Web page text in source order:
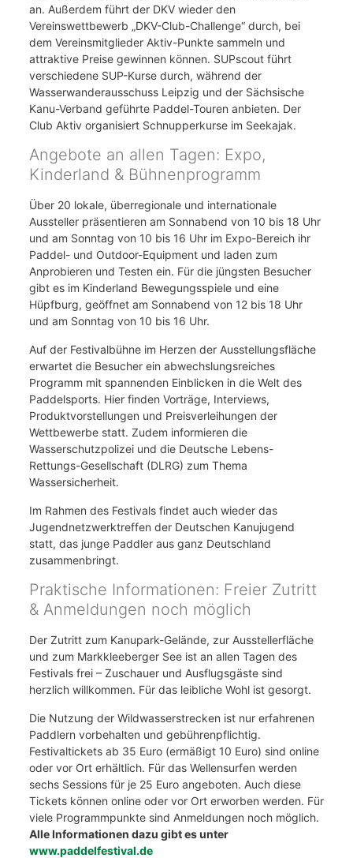
an. Außerdem führt der DKV wieder den
Vereinswettbewerb „DKV-Club-Challenge“ durch, bei
dem Vereinsmitglieder Aktiv-Punkte sammeln und
attraktive Preise gewinnen können. SUPscout führt
verschiedene SUP-Kurse durch, während der
Wasserwanderausschuss Leipzig und der Sächsische
Kanu-Verband geführte Paddel-Touren anbieten. Der
Club Aktiv organisiert Schnupperkurse im Seekajak.
Angebote an allen Tagen: Expo,
Kinderland & Bühnenprogramm
Über 20 lokale, überregionale und internationale
Aussteller präsentieren am Sonnabend von 10 bis 18 Uhr
und am Sonntag von 10 bis 16 Uhr im Expo-Bereich ihr
Paddel- und Outdoor-Equipment und laden zum
Anprobieren und Testen ein. Für die jüngsten Besucher
gibt es im Kinderland Bewegungsspiele und eine
Hüpfburg, geöffnet am Sonnabend von 12 bis 18 Uhr
und am Sonntag von 10 bis 16 Uhr.
Auf der Festivalbühne im Herzen der Ausstellungsfläche
erwartet die Besucher ein abwechslungsreiches
Programm mit spannenden Einblicken in die Welt des
Paddelsports. Hier finden Vorträge, Interviews,
Produktvorstellungen und Preisverleihungen der
Wettbewerbe statt. Zudem informieren die
Wasserschutzpolizei und die Deutsche Lebens-
Rettungs-Gesellschaft (DLRG) zum Thema
Wassersicherheit.
Im Rahmen des Festivals findet auch wieder das
Jugendnetzwerktreffen der Deutschen Kanujugend
statt, das junge Paddler aus ganz Deutschland
zusammenbringt.
Praktische Informationen: Freier Zutritt
& Anmeldungen noch möglich
Der Zutritt zum Kanupark-Gelände, zur Ausstellerfläche
und zum Markkleeberger See ist an allen Tagen des
Festivals frei – Zuschauer und Ausflugsgäste sind
herzlich willkommen. Für das leibliche Wohl ist gesorgt.
Die Nutzung der Wildwasserstrecken ist nur erfahrenen
Paddlern vorbehalten und gebührenpflichtig.
Festivaltickets ab 35 Euro (ermäßigt 10 Euro) sind online
oder vor Ort erhältlich. Für das Wellensurfen werden
sechs Sessions für je 25 Euro angeboten. Auch diese
Tickets können online oder vor Ort erworben werden. Für
viele Programmpunkte sind Anmeldungen noch möglich.
Alle Informationen dazu gibt es unter
www.paddelfestival.de